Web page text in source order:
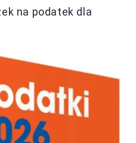
na podatek dla